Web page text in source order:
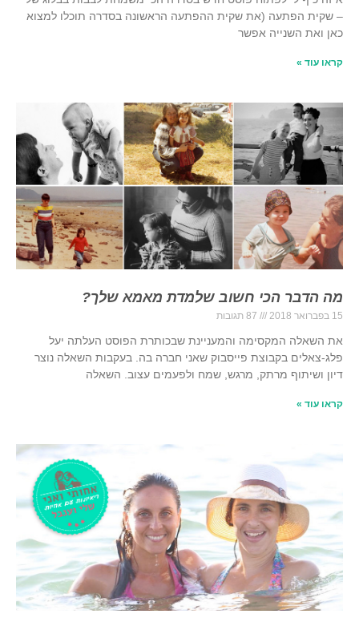
– שקית הפתעה (את שקית ההפתעה הראשונה בסדרה תוכלו למצוא
כאן ואת השנייה אפשר
קראו עוד »
מה הדבר הכי חשוב שלמדת מאמא שלך?
15 בפברואר 2018
את השאלה המקסימה והמעניינת שבכותרת הפוסט העלתה יעל
פלג-צאלים בקבוצת פייסבוק שאני חברה בה. בעקבות השאלה נוצר
דיון ושיתוף מרתק, מרגש, שמח ולפעמים עצוב. השאלה
קראו עוד »